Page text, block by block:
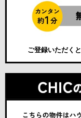
ご登録いただくと